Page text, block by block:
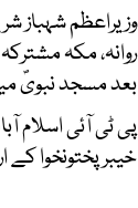
وزیراعظم شہباز
روانہ، مکہ
بعد مسجد نبویؐ
پی ٹی آئی اسلام
خیبر پختونخوا کے